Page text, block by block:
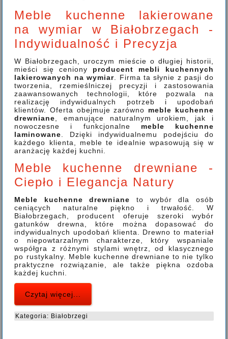
Meble kuchenne lakierowane
na wymiar w Białobrzegach -
Indywidualność i Precyzja
W Białobrzegach, uroczym mieście o długiej historii,
mieści się ceniony producent mebli kuchennych
lakierowanych na wymiar. Firma ta słynie z pasji do
tworzenia, rzemieślniczej precyzji i zastosowania
zaawansowanych technologii, które pozwala na
realizację indywidualnych potrzeb i upodobań
klientów. Oferta obejmuje zarówno meble kuchenne
drewniane, emanujące naturalnym urokiem, jak i
nowoczesne i funkcjonalne meble kuchenne
laminowane. Dzięki indywidualnemu podejściu do
każdego klienta, meble te idealnie wpasowują się w
aranżację każdej kuchni.
Meble kuchenne drewniane -
Ciepło i Elegancja Natury
Meble kuchenne drewniane to wybór dla osób
ceniących naturalne piękno i trwałość. W
Białobrzegach, producent oferuje szeroki wybór
gatunków drewna, które można dopasować do
indywidualnych upodobań klienta. Drewno to materiał
o niepowtarzalnym charakterze, który wspaniale
współgra z różnymi stylami wnętrz, od klasycznego
po rustykalny. Meble kuchenne drewniane to nie tylko
praktyczne rozwiązanie, ale także piękna ozdoba
każdej kuchni.
Czytaj więcej...
Kategoria: Białobrzegi